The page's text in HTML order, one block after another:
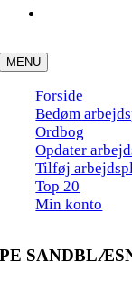
to
content
MENU
Forside
Bedøm
Ordbog
Opdater
Tilføj
Top 20
Min konto
PE